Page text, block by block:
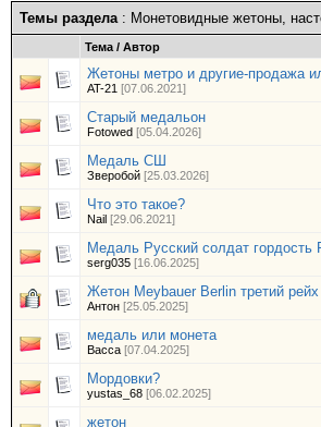
Темы раздела: Монетовидные жетоны,
Тема / Автор
Жетоны метро и другие-продажа
AT-21 [07.06.2021]
Старый медальон
Fotowed [05.04.2026]
Медаль СШ
Зверобой [25.03.2026]
Что это такое?
Nail [29.06.2021]
Медаль Русский солдат гордость
serg035 [16.06.2025]
Жетон Meybauer Berlin третий
Антон [25.05.2025]
медаль или монета
Васса [07.04.2025]
Мордовки?
yustas_68 [06.02.2025]
жетон